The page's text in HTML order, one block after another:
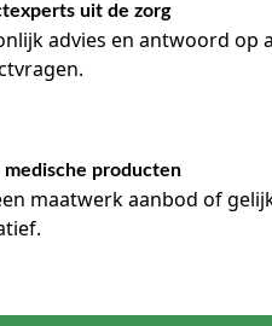
uit de zorg
advies en antwoord op
medische producten
maatwerk aanbod of